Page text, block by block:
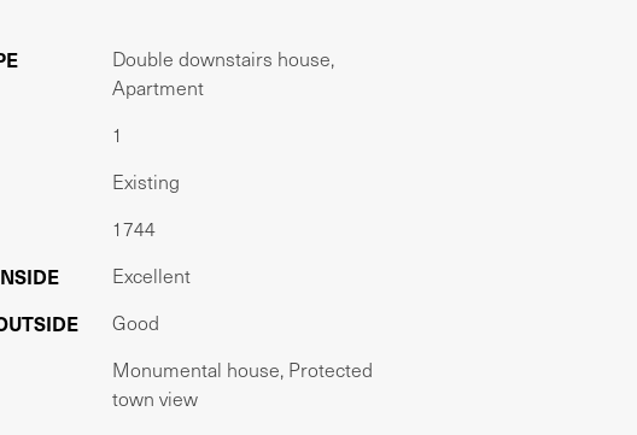
Double downstairs house,
Apartment
1
Existing
1744
Excellent
Good
Monumental house, Protected
town view